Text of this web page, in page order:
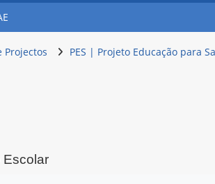
Projectos PES | Projeto Educação para
Escolar